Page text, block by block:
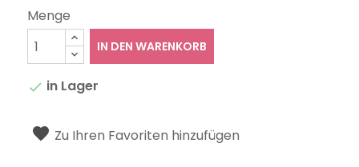
Menge
IN DEN WARENKORB
 in Lager
Zu Ihren Favoriten hinzufügen